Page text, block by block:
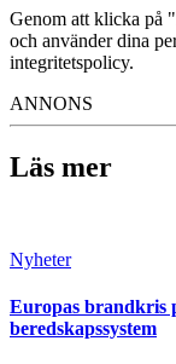
Genom att klicka på
och använder dina
integritetspolicy.
ANNONS
Läs mer
Nyheter
Europas brandkris
beredskapssystem